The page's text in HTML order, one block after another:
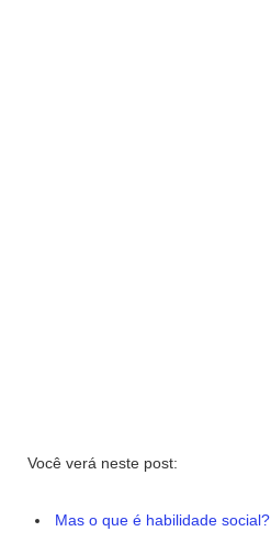
Você verá neste post:
Mas o que é habilidade social?